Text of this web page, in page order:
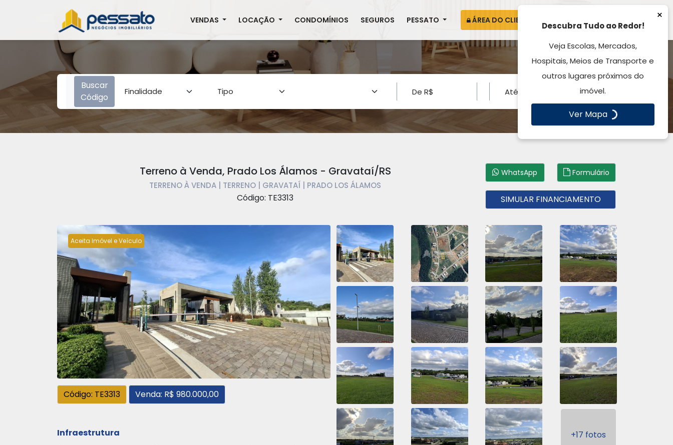
VENDAS LOCAÇÃO CONDOMÍNIOS SEGUROS PESSATO ÁREA DO CLIENTE ATENDIMENTO
Buscar
Código
Terreno à Venda, Prado Los Álamos - Gravataí/RS
TERRENO À VENDA | TERRENO | GRAVATAÍ | PRADO LOS ÁLAMOS
Código: TE3313
WhatsApp Formulário
SIMULAR FINANCIAMENTO
Aceita Imóvel e Veículo
Código: TE3313 Venda: R$ 980.000,00
Infraestrutura
+17 fotos
×
Descubra Tudo ao Redor!
Veja Escolas, Mercados,
Hospitais, Meios de Transporte e
outros lugares próximos do
imóvel.
Ver Mapa